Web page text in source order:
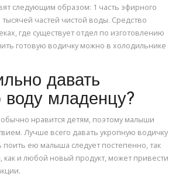
следующим образом: 1 часть эфирного
частей чистой воды. Средство
где существует отдел по изготовлению
готовую водичку можно в холодильнике
давать
воду младенцу?
нравится детям, поэтому малыши
Лучше всего давать укропную водичку
поить ею малыша следует постепенно, так
как и любой новый продукт, может привести